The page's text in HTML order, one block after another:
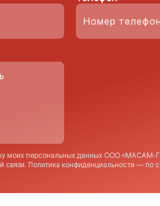
моих персональных данных ООО «МАСАМ-
связи. Политика конфиденциальности — по